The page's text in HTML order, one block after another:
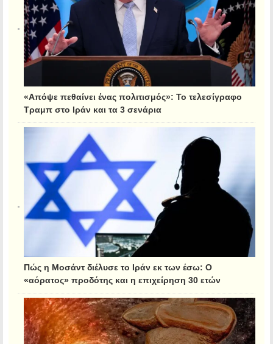
«Απόψε πεθαίνει ένας πολιτισμός»: Το τελεσίγραφο
Τραμπ στο Ιράν και τα 3 σενάρια
Πώς η Μοσάντ διέλυσε το Ιράν εκ των έσω: Ο
«αόρατος» προδότης και η επιχείρηση 30 ετών